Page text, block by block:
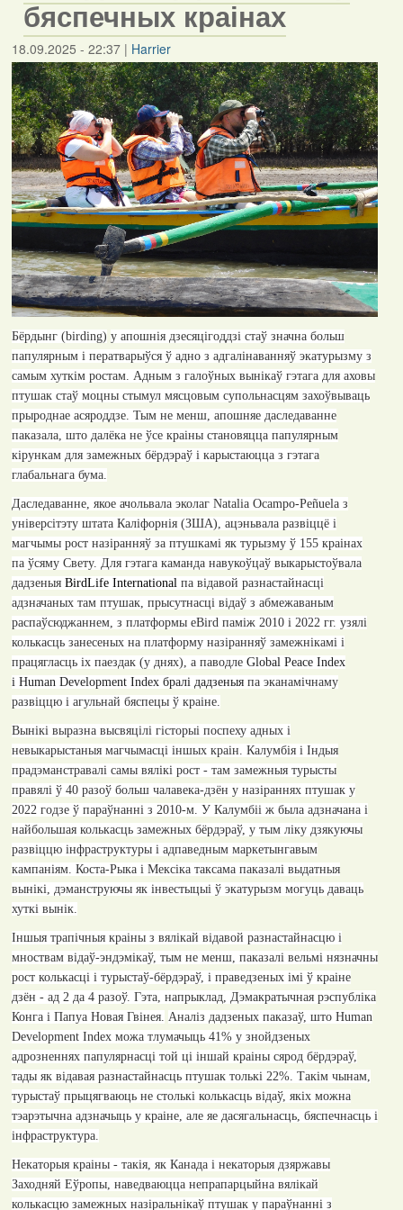
бяспечных краінах
18.09.2025 - 22:37| Harrier
Бёрдынг (birding) у апошнія дзесяцігоддзі стаў значна больш
папулярным і ператварыўся ў адно з адгалінаванняў экатурызму з
самым хуткім ростам. Адным з галоўных вынікаў гэтага для аховы
птушак стаў моцны стымул мясцовым супольнасцям захоўвываць
прыроднае асяроддзе. Тым не менш, апошняе даследаванне
паказала, што далёка не ўсе краіны становяцца папулярным
кірункам для замежных бёрдэраў і карыстаюцца з гэтага
глабальнага бума.
Даследаванне, якое ачольвала эколагNatalia Ocampo-Peñuela з
універсітэту штата Каліфорнія (ЗША), ацэньвала развіццё і
магчымы рост назіранняў за птушкамі як турызму ў 155 краінах
па ўсяму Свету. Для гэтага каманда навукоўцаў выкарыстоўвала
дадзеныя BirdLife International па відавой разнастайнасці
адзначаных там птушак, прысутнасці відаў з абмежаваным
распаўсюджаннем, з платформы eBird паміж 2010 і 2022 гг. узялі
колькасць занесеных на платформу назіранняў замежнікамі і
працягласць іх паездак (у днях), а паводле Global Peace Index
і Human Development Index бралі дадзеныя па эканамічнаму
развіццю і агульнай бяспецы ў краіне.
Вынікі выразна высвяцілі гісторыі поспеху адных і
невыкарыстаныя магчымасці іншых краін. Калумбія і Індыя
прадэманстравалі самы вялікі рост - там замежныя турысты
правялі ў 40 разоў больш чалавека-дзён у назіраннях птушак у
2022 годзе ў параўнанні з 2010-м. У Калумбіі ж была адзначана і
найбольшая колькасць замежных бёрдэраў, у тым ліку дзякуючы
развіццю інфраструктуры і адпаведным маркетынгавым
кампаніям. Коста-Рыка і Мексіка таксама паказалі выдатныя
вынікі, дэманструючы як інвестыцыі ў экатурызм могуць даваць
хуткі вынік.
Іншыя трапічныя краіны з вялікай відавой разнастайнасцю і
мноствам відаў-эндэмікаў, тым не менш, паказалі вельмі нязначны
рост колькасці і турыстаў-бёрдэраў, і праведзеных імі ў краіне
дзён - ад 2 да 4 разоў. Гэта, напрыклад, Дэмакратычная рэспубліка
Конга і Папуа Новая Гвінея. Аналіз дадзеных паказаў, штоHuman
Development Index можа тлумачыць41% у знойдзеных
адрозненнях папулярнасці той ці іншай краіны сярод бёрдэраў,
тады як відавая разнастайнасць птушак толькі 22%. Такім чынам,
турыстаў прыцягваюць не столькі колькасць відаў, якіх можна
тэарэтычна адзначыць у краіне, але яе дасягальнасць, бяспечнасць і
інфраструктура.
Некаторыя краіны - такія, як Канада і некаторыя дзяржавы
Заходняй Еўропы, наведваюцца непрапарцыйна вялікай
колькасцю замежных назіральнікаў птушак у параўнанні з